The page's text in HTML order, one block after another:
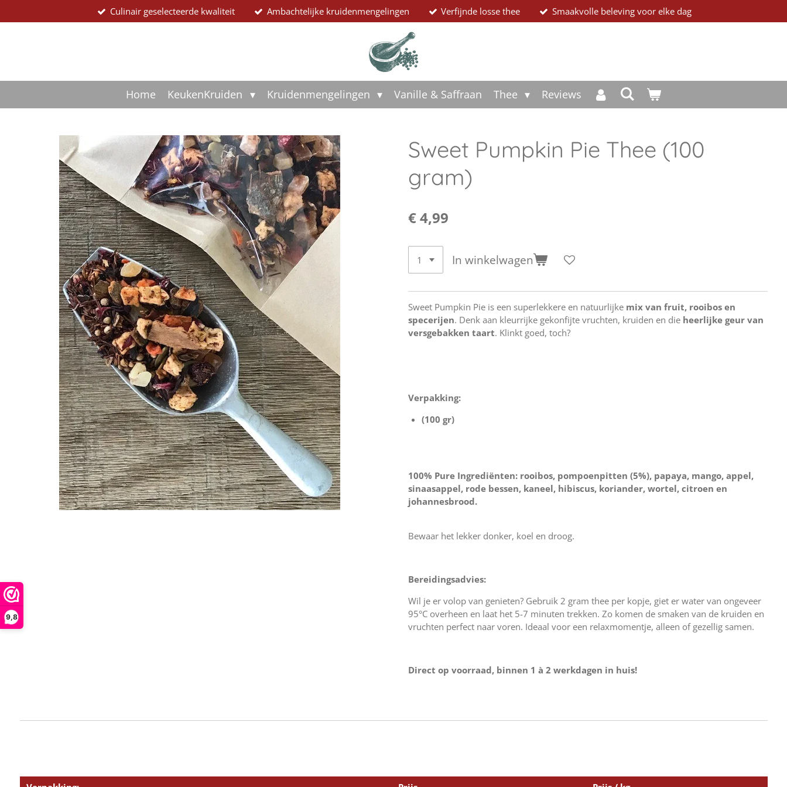
9,8
direct
Culinair geselecteerde kwaliteit Ambachtelijke kruidenmengelingen Verfijnde losse thee Smaakvolle beleving voor elke dag
Home KeukenKruiden Kruidenmengelingen Vanille & Saffraan Thee Reviews
Sweet Pumpkin Pie Thee (100
gram)
€ 4,99
In winkelwagen
Sweet Pumpkin Pie is een superlekkere en natuurlijke mix van fruit, rooibos en
specerijen. Denk aan kleurrijke gekonfijte vruchten, kruiden en die heerlijke geur van
versgebakken taart. Klinkt goed, toch?
Verpakking:
(100 gr)
100% Pure Ingrediënten: rooibos, pompoenpitten (5%), papaya, mango, appel,
sinaasappel, rode bessen, kaneel, hibiscus, koriander, wortel, citroen en
johannesbrood.
Bewaar het lekker donker, koel en droog.
Bereidingsadvies:
Wil je er volop van genieten? Gebruik 2 gram thee per kopje, giet er water van ongeveer
95°C overheen en laat het 5-7 minuten trekken. Zo komen de smaken van de kruiden en
vruchten perfect naar voren. Ideaal voor een relaxmomentje, alleen of gezellig samen.
Direct op voorraad, binnen 1 à 2 werkdagen in huis!